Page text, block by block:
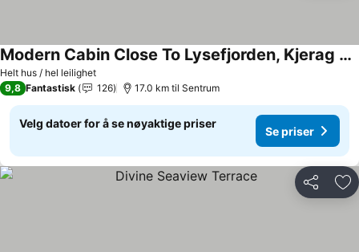
Helt hus / hel leilighet
Modern Cabin Close To Lysefjorden, Kjerag And Prekestolen ( Pulpit Rock)
9,8 Fantastisk 126 17.0 km til Sentrum
Velg datoer for å se nøyaktige priser
Se priser
Del